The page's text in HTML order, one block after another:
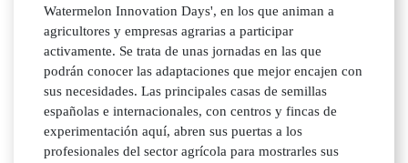
Watermelon Innovation Days', en los que animan a
agricultores y empresas agrarias a participar
activamente. Se trata de unas jornadas en las que
podrán conocer las adaptaciones que mejor encajen con
sus necesidades. Las principales casas de semillas
españolas e internacionales, con centros y fincas de
experimentación aquí, abren sus puertas a los
profesionales del sector agrícola para mostrarles sus